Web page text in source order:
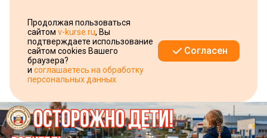
Продолжая пользоваться
сайтом v-kurse.ru, Вы
подтверждаете использование
сайтом cookies Вашего
браузера?
и соглашаетесь на обработку
персональных данных
Согласен